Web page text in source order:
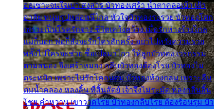
ออเซาะจนใจเบา สงสาร บัวทองเศร้า น้ำตาคลอเบ้า เฝ้า
อาลัย หนุ่มรูปหล่อหนีไกล หัวใจบัวทองระรวย บัวทองโศก
เพราะเป็นโรครักจาง ชีวิตเคว้งคว้าง เมื่อรักห่างร้างไกล
แม่ก็บอก พ่อก็สั่งจะรักใครสักครั้ง อย่าไปหวังความรวย
พลั้งไปใครจะช่วย ซื้อเปลมาไกว ให้ลูกบัวทอง เวรกรรม
ตามสนอง จึงเศร้าหมอง กลีบบัวทองต้องโรย บัวทองไม่
ตระหนัก เพราะไม่รักโคลนตม บัวทองท้องกลม เพราะลืม
ตมน้ำคลอง หลงลิ้น ที่สิ้นสัตย์ เจ้าจึงไม่ระมัด หลงกลิ่นลิ้น
โชย คำหวาน เขาวาดโรย บัวทองกลีบโรย ต้องร้อนรุม บัว